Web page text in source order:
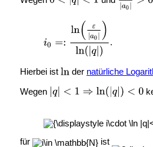
.
Hierbei ist der natürliche
Wegen
für ist